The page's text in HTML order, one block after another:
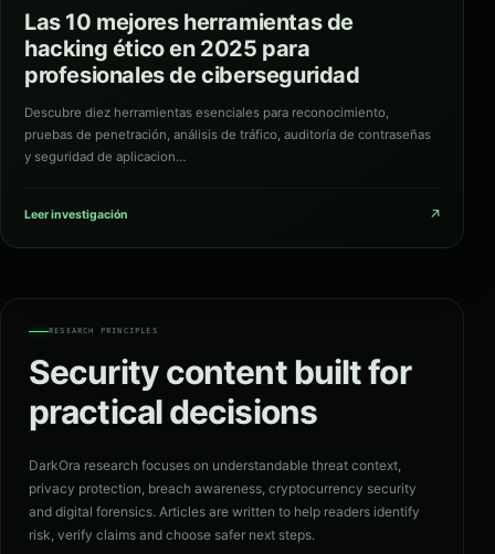
Las 10 mejores herramientas de
hacking ético en 2025 para
profesionales de ciberseguridad
Descubre diez herramientas esenciales para reconocimiento,
pruebas de penetración, análisis de tráfico, auditoría de contraseñas
y seguridad de aplicacion…
Leer investigación ↗
RESEARCH PRINCIPLES
Security content built for
practical decisions
DarkOra research focuses on understandable threat context,
privacy protection, breach awareness, cryptocurrency security
and digital forensics. Articles are written to help readers identify
risk, verify claims and choose safer next steps.